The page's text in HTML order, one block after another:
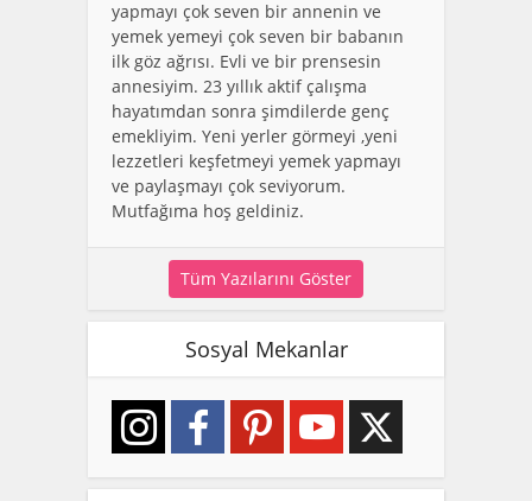
yapmayı çok seven bir annenin ve
yemek yemeyi çok seven bir babanın
ilk göz ağrısı. Evli ve bir prensesin
annesiyim. 23 yıllık aktif çalışma
hayatımdan sonra şimdilerde genç
emekliyim. Yeni yerler görmeyi ,yeni
lezzetleri keşfetmeyi yemek yapmayı
ve paylaşmayı çok seviyorum.
Mutfağıma hoş geldiniz.
Tüm Yazılarını Göster
Sosyal Mekanlar